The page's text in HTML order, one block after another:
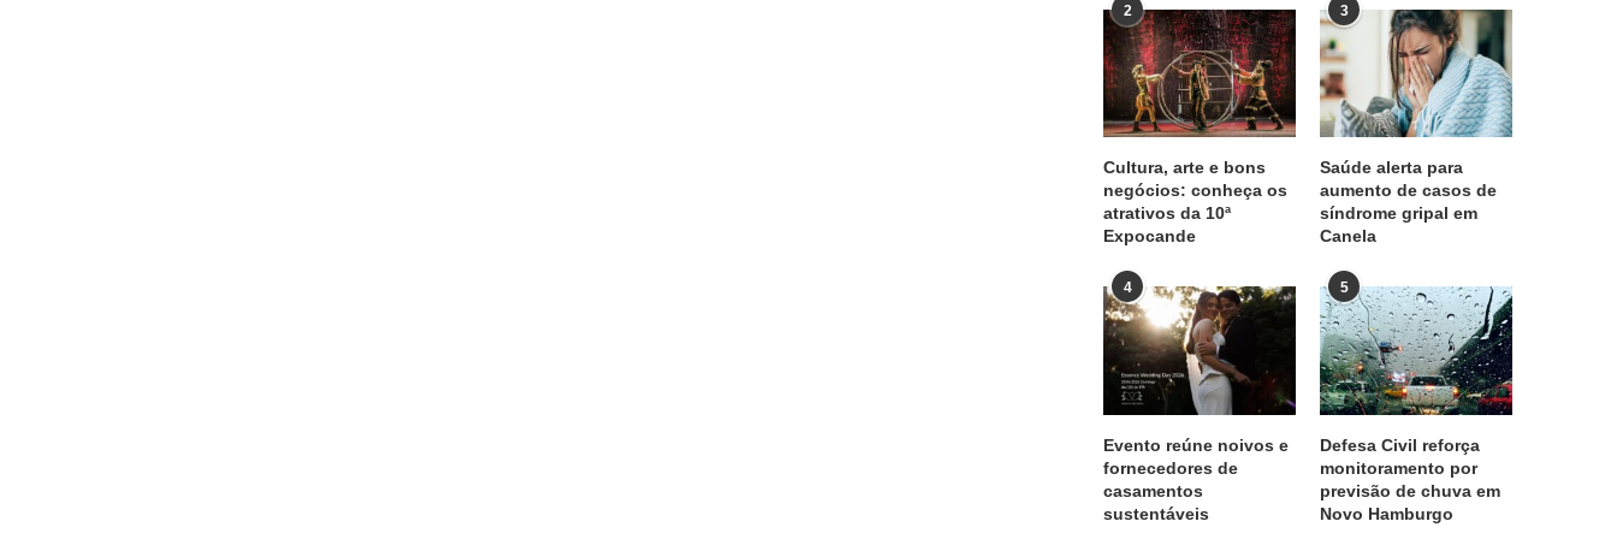
2
Cultura, arte e bons
negócios: conheça os
atrativos da 10ª
Expocande
3
Saúde alerta para
aumento de casos de
síndrome gripal em
Canela
4
Evento reúne noivos e
fornecedores de
casamentos
sustentáveis
5
Defesa Civil reforça
monitoramento por
previsão de chuva em
Novo Hamburgo